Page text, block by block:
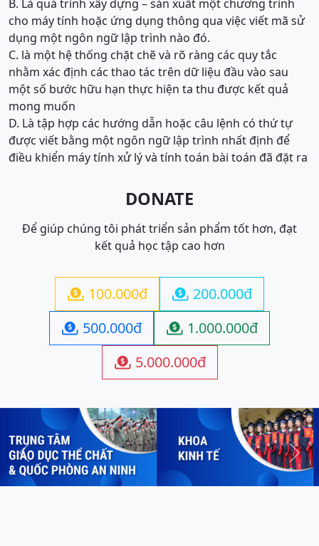
B. Là quá trình xây dựng – sản xuất một chương trình
cho máy tính hoặc ứng dụng thông qua việc viết mã sử
dụng một ngôn ngữ lập trình nào đó.
C. là một hệ thống chặt chẽ và rõ ràng các quy tắc
nhằm xác định các thao tác trên dữ liệu đầu vào sau
một số bước hữu hạn thực hiện ta thu được kết quả
mong muốn
D. Là tập hợp các hướng dẫn hoặc câu lệnh có thứ tự
được viết bằng một ngôn ngữ lập trình nhất định để
điều khiển máy tính xử lý và tính toán bài toán đã đặt ra
DONATE
Để giúp chúng tôi phát triển sản phẩm tốt hơn, đạt
kết quả học tập cao hơn
 100.000đ  200.000đ
 500.000đ  1.000.000đ
 5.000.000đ
Previous Next